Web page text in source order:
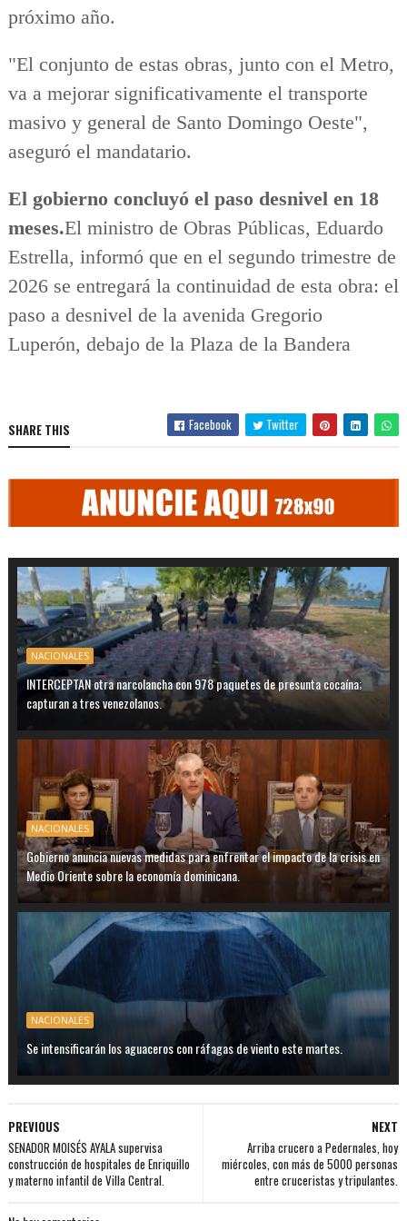
próximo año.
"El conjunto de estas obras, junto con el Metro,
va a mejorar significativamente el transporte
masivo y general de Santo Domingo Oeste",
aseguró el mandatario.
El gobierno concluyó el paso desnivel en 18
meses.El ministro de Obras Públicas, Eduardo
Estrella, informó que en el segundo trimestre de
2026 se entregará la continuidad de esta obra: el
paso a desnivel de la avenida Gregorio
Luperón, debajo de la Plaza de la Bandera
SHARE THIS Facebook Twitter
NACIONALES
INTERCEPTAN otra narcolancha con 978 paquetes de presunta cocaína;
capturan a tres venezolanos.
NACIONALES
Gobierno anuncia nuevas medidas para enfrentar el impacto de la crisis en
Medio Oriente sobre la economía dominicana.
NACIONALES
Se intensificarán los aguaceros con ráfagas de viento este martes.
NEXT
Arriba crucero a Pedernales, hoy
miércoles, con más de 5000 personas
entre cruceristas y tripulantes.
PREVIOUS
SENADOR MOISÉS AYALA supervisa
construcción de hospitales de Enriquillo
y materno infantil de Villa Central.